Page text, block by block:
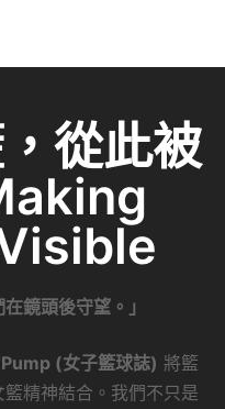
dI
n從此被
鏡頭後守望。」
(女子籃球誌) 將籃
精神結合。我們不只是